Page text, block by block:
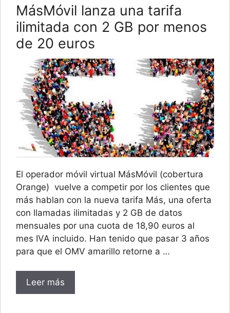
MásMóvil lanza una tarifa
ilimitada con 2 GB por menos
de 20 euros
El operador móvil virtual MásMóvil (cobertura
Orange) vuelve a competir por los clientes que
más hablan con la nueva tarifa Más, una oferta
con llamadas ilimitadas y 2 GB de datos
mensuales por una cuota de 18,90 euros al
mes IVA incluido. Han tenido que pasar 3 años
para que el OMV amarillo retorne a …
Leer más